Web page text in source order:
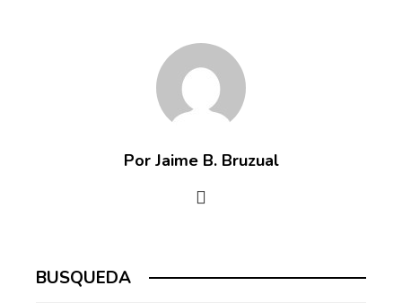
Por Jaime B. Bruzual
BUSQUEDA